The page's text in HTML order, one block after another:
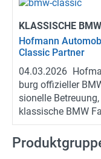
KLAS­SI­SCHE
Hof­mann
Clas­sic Part­ner
04.03.2026
burg of­fi­zi­el­ler
sio­nel­le
klas­si­sche BMW